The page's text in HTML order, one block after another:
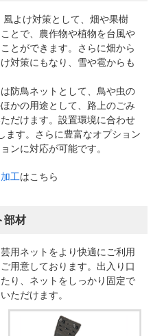
よけ対策として、畑や果樹
とで、農作物や植物を台風や
とができます。さらに畑から
対策にもなり、雪や雹からも
防鳥ネットとして、鳥や虫の
かの用途として、路上のごみ
だけます。設置環境に合わせ
ます。さらに豊富なオプション
ンに対応が可能です。
工はこちら
部材
用ネットをより快適にご利用
用意しております。出入り口
り、ネットをしっかり固定で
ただけます。